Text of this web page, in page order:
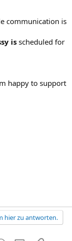
communication is
is scheduled for
happy to support
hier zu antworten.